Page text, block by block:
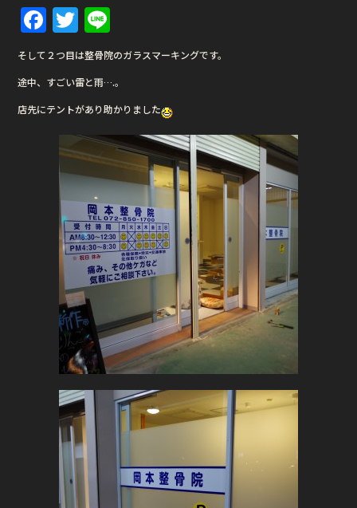
F
a
c
e
b
o
o
k
T
w
it
te
r
n
e
そして２つ目は整骨院のガラスマーキングです。
途中、すごい雷と雨….。
店先にテントがあり助かりました